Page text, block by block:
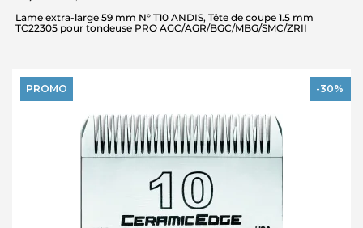
Lame extra-large 59 mm N° T10 ANDIS, Tête de coupe 1.5 mm
TC22305 pour tondeuse PRO AGC/AGR/BGC/MBG/SMC/ZRII
PROMO -30%